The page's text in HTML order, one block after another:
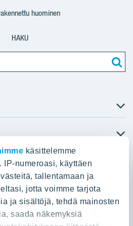
käsittelemme
IP-numeroasi, käyttäen
tallentamaan ja
jotta voimme tarjota
ja sisältöjä, tehdä mainosten
saada näkemyksiä
huominen
HAKU